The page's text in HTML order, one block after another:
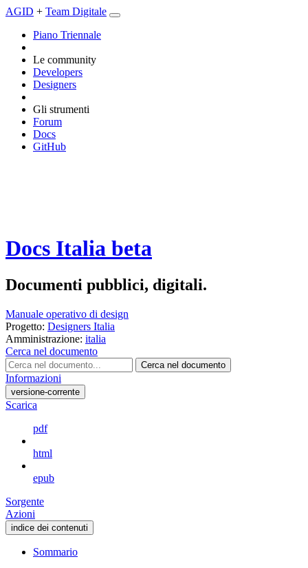
AGID + Team Digitale
Piano Triennale
Le community
Developers
Designers
Gli strumenti
Forum
Docs
GitHub
Docs Italia beta
Documenti pubblici, digitali.
Manuale operativo di design
Progetto: Designers Italia
Amministrazione: italia
Cerca nel documento
Cerca nel documento
Informazioni
versione-corrente
Scarica
pdf
html
epub
Sorgente
Azioni
indice dei contenuti
Sommario